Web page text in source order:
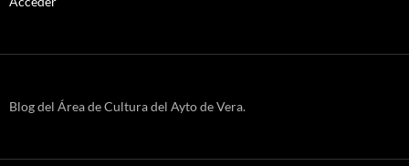
Blog del Área de Cultura del Ayto de Vera.